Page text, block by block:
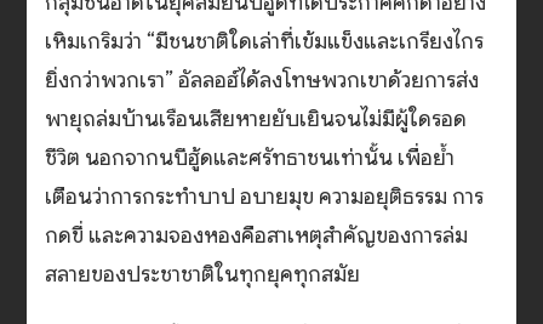
เหิมเกริมว่า “มีชนชาติใดเล่าที่เข้มแข็งและเกรียงไกร
ยิ่งกว่าพวกเรา” อัลลอฮ์ได้ลงโทษพวกเขาด้วยการส่ง
พายุถล่มบ้านเรือนเสียหายยับเยินจนไม่มีผู้ใดรอด
ชีวิต นอกจากนบีฮู้ดและศรัทธาชนเท่านั้น เพื่อย้ำ
เตือนว่าการกระทำบาป อบายมุข ความอยุติธรรม การ
กดขี่ และความจองหองคือสาเหตุสำคัญของการล่ม
สลายของประชาชาติในทุกยุคทุกสมัย